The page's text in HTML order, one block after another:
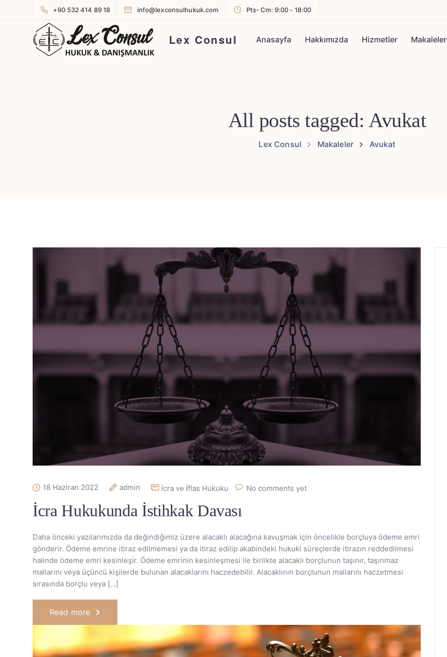
+90 532 414 89 18 info@lexconsulhukuk.com Pts- Cm: 9:00 - 18:00
Lex Consul Anasayfa Hakkımızda Hizmetler Makaleler
All posts tagged: Avukat
Lex Consul Makaleler Avukat
18 Haziran 2022 admin İcra ve İflas Hukuku No comments yet
İcra Hukukunda İstihkak Davası
Daha önceki yazılarımızda da değindiğimiz üzere alacaklı alacağına kavuşmak için öncelikle borçluya ödeme emri
gönderir. Ödeme emrine itiraz edilmemesi ya da itiraz edilip akabindeki hukuki süreçlerde itirazın reddedilmesi
halinde ödeme emri kesinleşir. Ödeme emrinin kesinleşmesi ile birlikte alacaklı borçlunun taşınır, taşınmaz
mallarını veya üçüncü kişilerde bulunan alacaklarını haczedebilir. Alacaklının borçlunun mallarını haczetmesi
sırasında borçlu veya […]
Read more